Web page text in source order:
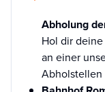
Abholung
Hol dir
an einer
Abholstellen